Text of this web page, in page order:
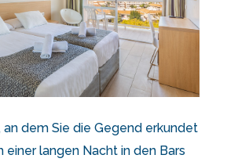
an dem Sie die Gegend erkundet
einer langen Nacht in den Bars